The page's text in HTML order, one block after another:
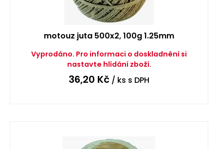
motouz juta 500x2, 100g 1.25mm
Vyprodáno. Pro informaci o doskladnění si
nastavte hlídání zboží.
36,20 Kč / ks s DPH